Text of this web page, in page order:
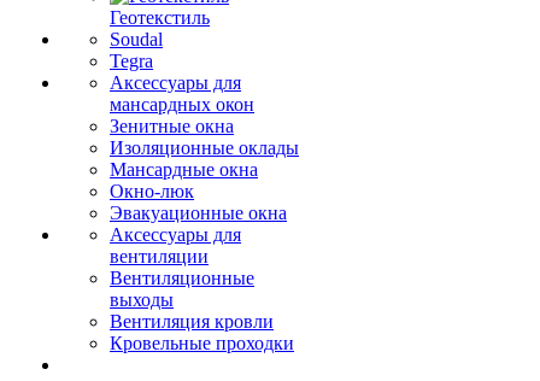
Геотекстиль
Soudal
Tegra
Аксессуары для
мансардных окон
Зенитные окна
Изоляционные оклады
Мансардные окна
Окно-люк
Эвакуационные окна
Аксессуары для
вентиляции
Вентиляционные
выходы
Вентиляция кровли
Кровельные проходки